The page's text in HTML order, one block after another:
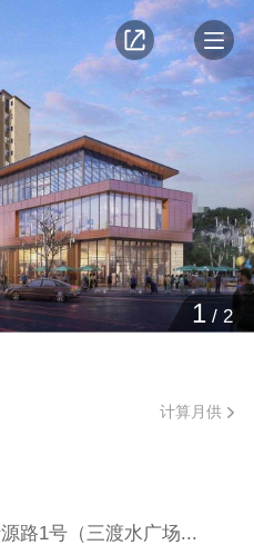
1/ 2
计算月供
路1号（三渡水广场...